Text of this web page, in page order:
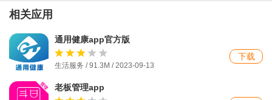
相关应用
通用健康app官方版
生活服务 / 91.3M / 2023-09-13
下载
老板管理app